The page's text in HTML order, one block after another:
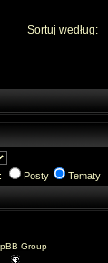
Sortuj według:
Posty Tematy
Group